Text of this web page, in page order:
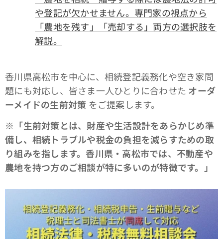
や登記が欠かせません。専門家の視点から
「農地を残す」「売却する」両方の選択肢を
解説。
香川県高松市を中心に、相続登記義務化や空き家問
題にも対応し、皆さま一人ひとりに合わせた オーダ
ーメイドの生前対策 をご提案します。
※「生前対策とは、財産や生活設計をあらかじめ準
備し、相続トラブルや税金の負担を減らすための取
り組みを指します。香川県・高松市では、不動産や
農地を持つ方のご相談が特に多いのが特徴です。」